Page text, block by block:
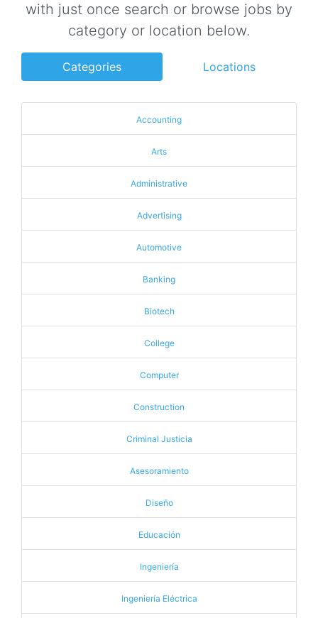
with just once search or browse jobs by
category or location below.
Categories Locations
Accounting
Arts
Administrative
Advertising
Automotive
Banking
Biotech
College
Computer
Construction
Criminal Justicia
Asesoramiento
Diseño
Educación
Ingeniería
Ingeniería Eléctrica